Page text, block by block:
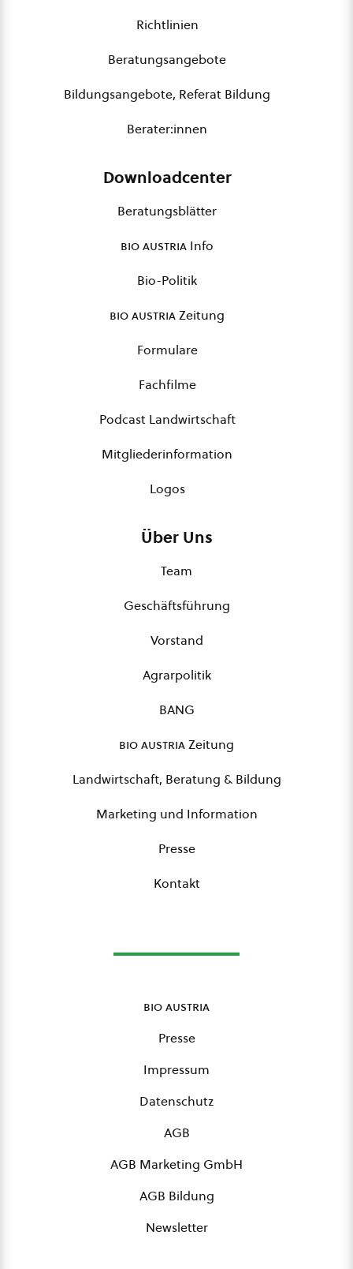
Richtlinien
Beratungsangebote
Bildungsangebote, Referat Bildung
Berater:innen
Downloadcenter
Beratungsblätter
bio austria Info
Bio-Politik
bio austriaZeitung
Formulare
Fachfilme
Podcast Landwirtschaft
Mitgliederinformation
Logos
Über Uns
Team
Geschäftsführung
Vorstand
Agrarpolitik
BANG
bio austriaZeitung
Landwirtschaft, Beratung & Bildung
Marketing und Information
Presse
Kontakt
bio austria
Presse
Impressum
Datenschutz
AGB
AGB Marketing GmbH
AGB Bildung
Newsletter